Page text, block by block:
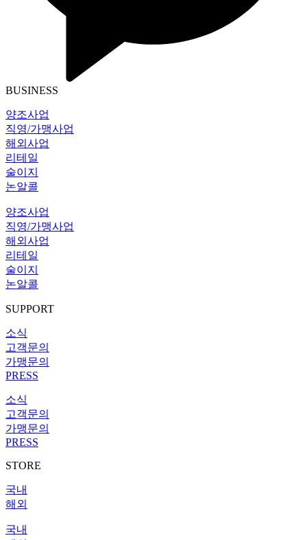
BUSINESS
양조사업
직영/가맹사업
해외사업
리테일
술이지
논알콜
양조사업
직영/가맹사업
해외사업
리테일
술이지
논알콜
SUPPORT
소식
고객문의
가맹문의
PRESS
소식
고객문의
가맹문의
PRESS
STORE
국내
해외
국내